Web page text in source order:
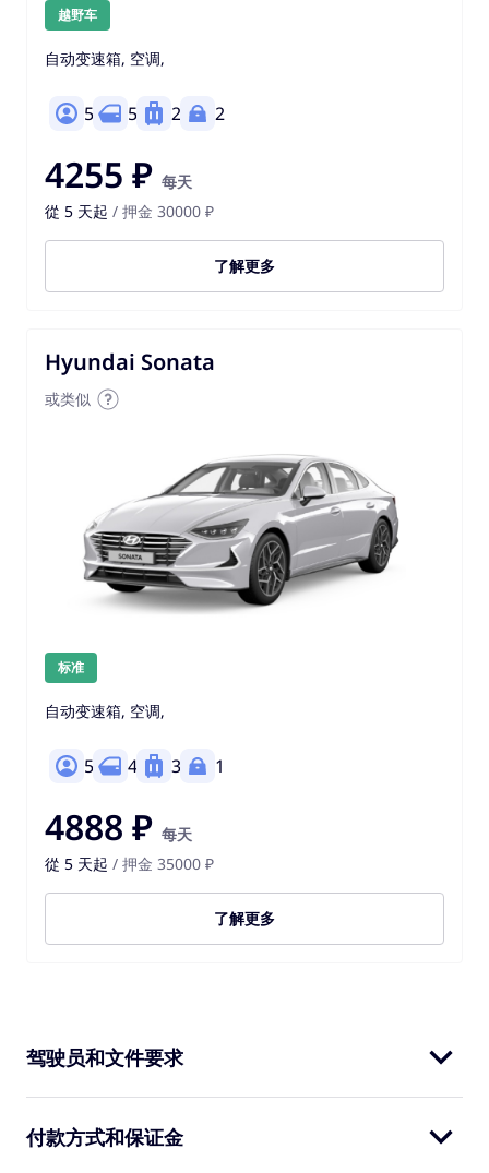
越野车
自动变速箱, 空调,
5 5 2 2
4255 ₽ 每天
從 5 天起 / 押金 30000 ₽
了解更多
Hyundai Sonata
或类似
标准
自动变速箱, 空调,
5 4 3 1
4888 ₽ 每天
從 5 天起 / 押金 35000 ₽
了解更多
驾驶员和文件要求
付款方式和保证金